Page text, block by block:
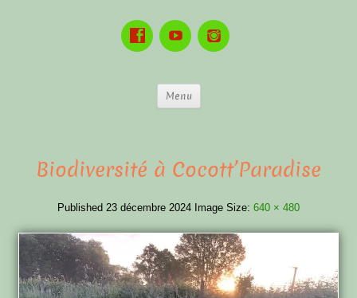
Menu
Biodiversité à Cocott’Paradise
Published 23 décembre 2024 Image Size: 640 × 480